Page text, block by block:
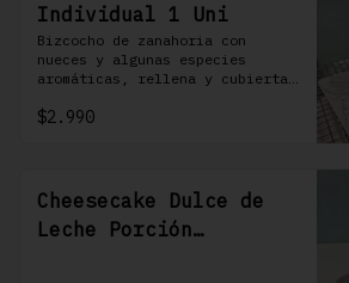
Individual 1 Uni
Bizcocho de zanahoria con
nueces y algunas especies
aromáticas, rellena y cubierta
crema.
$2.990
Cheesecake Dulce de
Leche Porción